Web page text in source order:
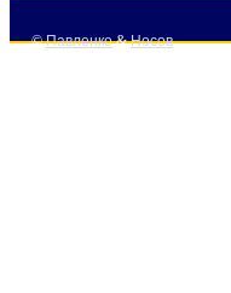
©Павленко&Носов